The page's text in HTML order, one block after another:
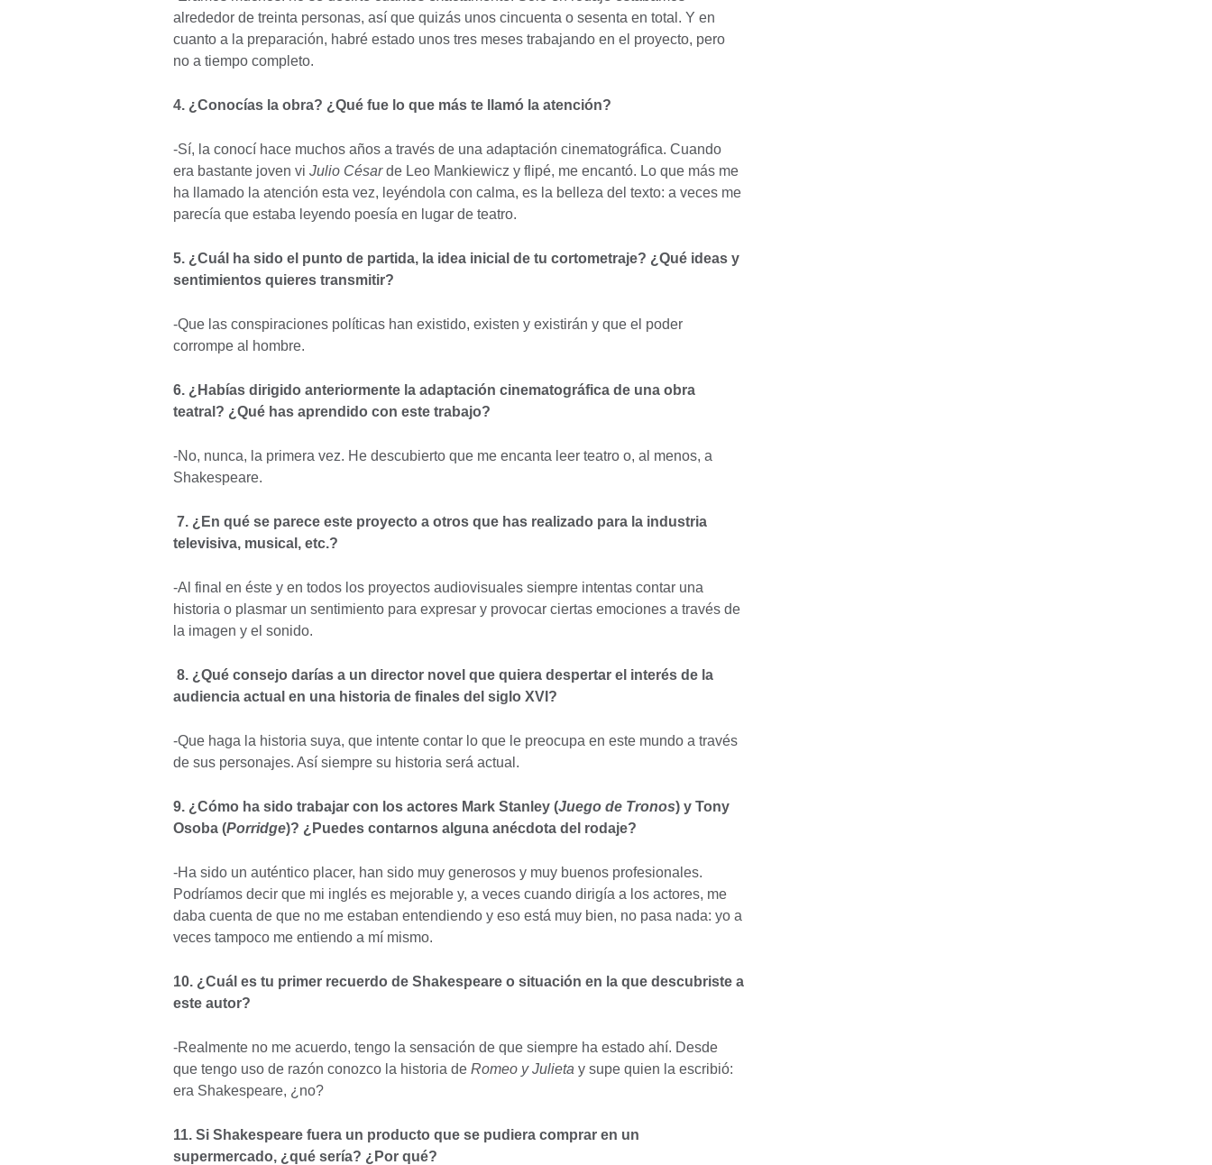
alrededor de treinta personas, así que quizás unos cincuenta o sesenta en total. Y en
cuanto a la preparación, habré estado unos tres meses trabajando en el proyecto, pero
no a tiempo completo.
4. ¿Conocías la obra? ¿Qué fue lo que más te llamó la atención?
-Sí, la conocí hace muchos años a través de una adaptación cinematográfica. Cuando
era bastante joven vi Julio Césarde Leo Mankiewicz y flipé, me encantó. Lo que más me
ha llamado la atención esta vez, leyéndola con calma, es la belleza del texto: a veces me
parecía que estaba leyendo poesía en lugar de teatro.
5. ¿Cuál ha sido el punto de partida, la idea inicial de tu cortometraje? ¿Qué ideas y
sentimientos quieres transmitir?
-Que las conspiraciones políticas han existido, existen y existirán y que el poder
corrompe al hombre.
6. ¿Habías dirigido anteriormente la adaptación cinematográfica de una obra
teatral? ¿Qué has aprendido con este trabajo?
-No, nunca, la primera vez. He descubierto que me encanta leer teatro o, al menos, a
Shakespeare.
7. ¿En qué se parece este proyecto a otros que has realizado para la industria
televisiva, musical, etc.?
-Al final en éste y en todos los proyectos audiovisuales siempre intentas contar una
historia o plasmar un sentimiento para expresar y provocar ciertas emociones a través de
la imagen y el sonido.
8. ¿Qué consejo darías a un director novel que quiera despertar el interés de la
audiencia actual en una historia de finales del siglo XVI?
-Que haga la historia suya, que intente contar lo que le preocupa en este mundo a través
de sus personajes. Así siempre su historia será actual.
9. ¿Cómo ha sido trabajar con los actores Mark Stanley (Juego de Tronos) y Tony
Osoba (Porridge)? ¿Puedes contarnos alguna anécdota del rodaje?
-Ha sido un auténtico placer, han sido muy generosos y muy buenos profesionales.
Podríamos decir que mi inglés es mejorable y, a veces cuando dirigía a los actores, me
daba cuenta de que no me estaban entendiendo y eso está muy bien, no pasa nada: yo a
veces tampoco me entiendo a mí mismo.
10. ¿Cuál es tu primer recuerdo de Shakespeare o situación en la que descubriste a
este autor?
-Realmente no me acuerdo, tengo la sensación de que siempre ha estado ahí. Desde
que tengo uso de razón conozco la historia de Romeo y Julieta y supe quien la escribió:
era Shakespeare, ¿no?
11. Si Shakespeare fuera un producto que se pudiera comprar en un
supermercado, ¿qué sería? ¿Por qué?